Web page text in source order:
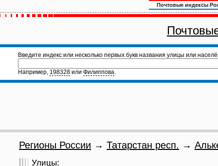
Почтовые индексы
Введите индекс или несколько первых букв названия улицы или
Например, 198328 или Филиппова.
Регионы России → Татарстан респ. →
Улицы: